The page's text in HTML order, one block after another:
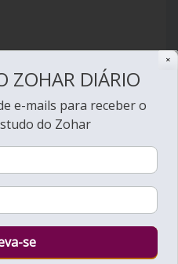
✕
ZOHAR DIÁRIO
e-mails para receber o
do Zohar